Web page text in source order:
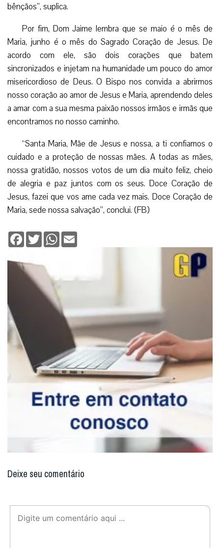
bênçãos”, suplica.
Por fim, Dom Jaime lembra que se maio é o mês de
Maria, junho é o mês do Sagrado Coração de Jesus. De
acordo com ele, são dois corações que batem
sincronizados e injetam na humanidade um pouco do amor
misericordioso de Deus. O Bispo nos convida a abrirmos
nosso coração ao amor de Jesus e Maria, aprendendo deles
a amar com a sua mesma paixão nossos irmãos e irmãs que
encontramos no nosso caminho.
“Santa Maria, Mãe de Jesus e nossa, a ti confiamos o
cuidado e a proteção de nossas mães. A todas as mães,
nossa gratidão, nossos votos de um dia muito feliz, cheio
de alegria e paz juntos com os seus. Doce Coração de
Jesus, fazei que vos ame cada vez mais. Doce Coração de
Maria, sede nossa salvação”, conclui. (FB)
Facebook
TwitterWhatsApp
Deixe seu comentário